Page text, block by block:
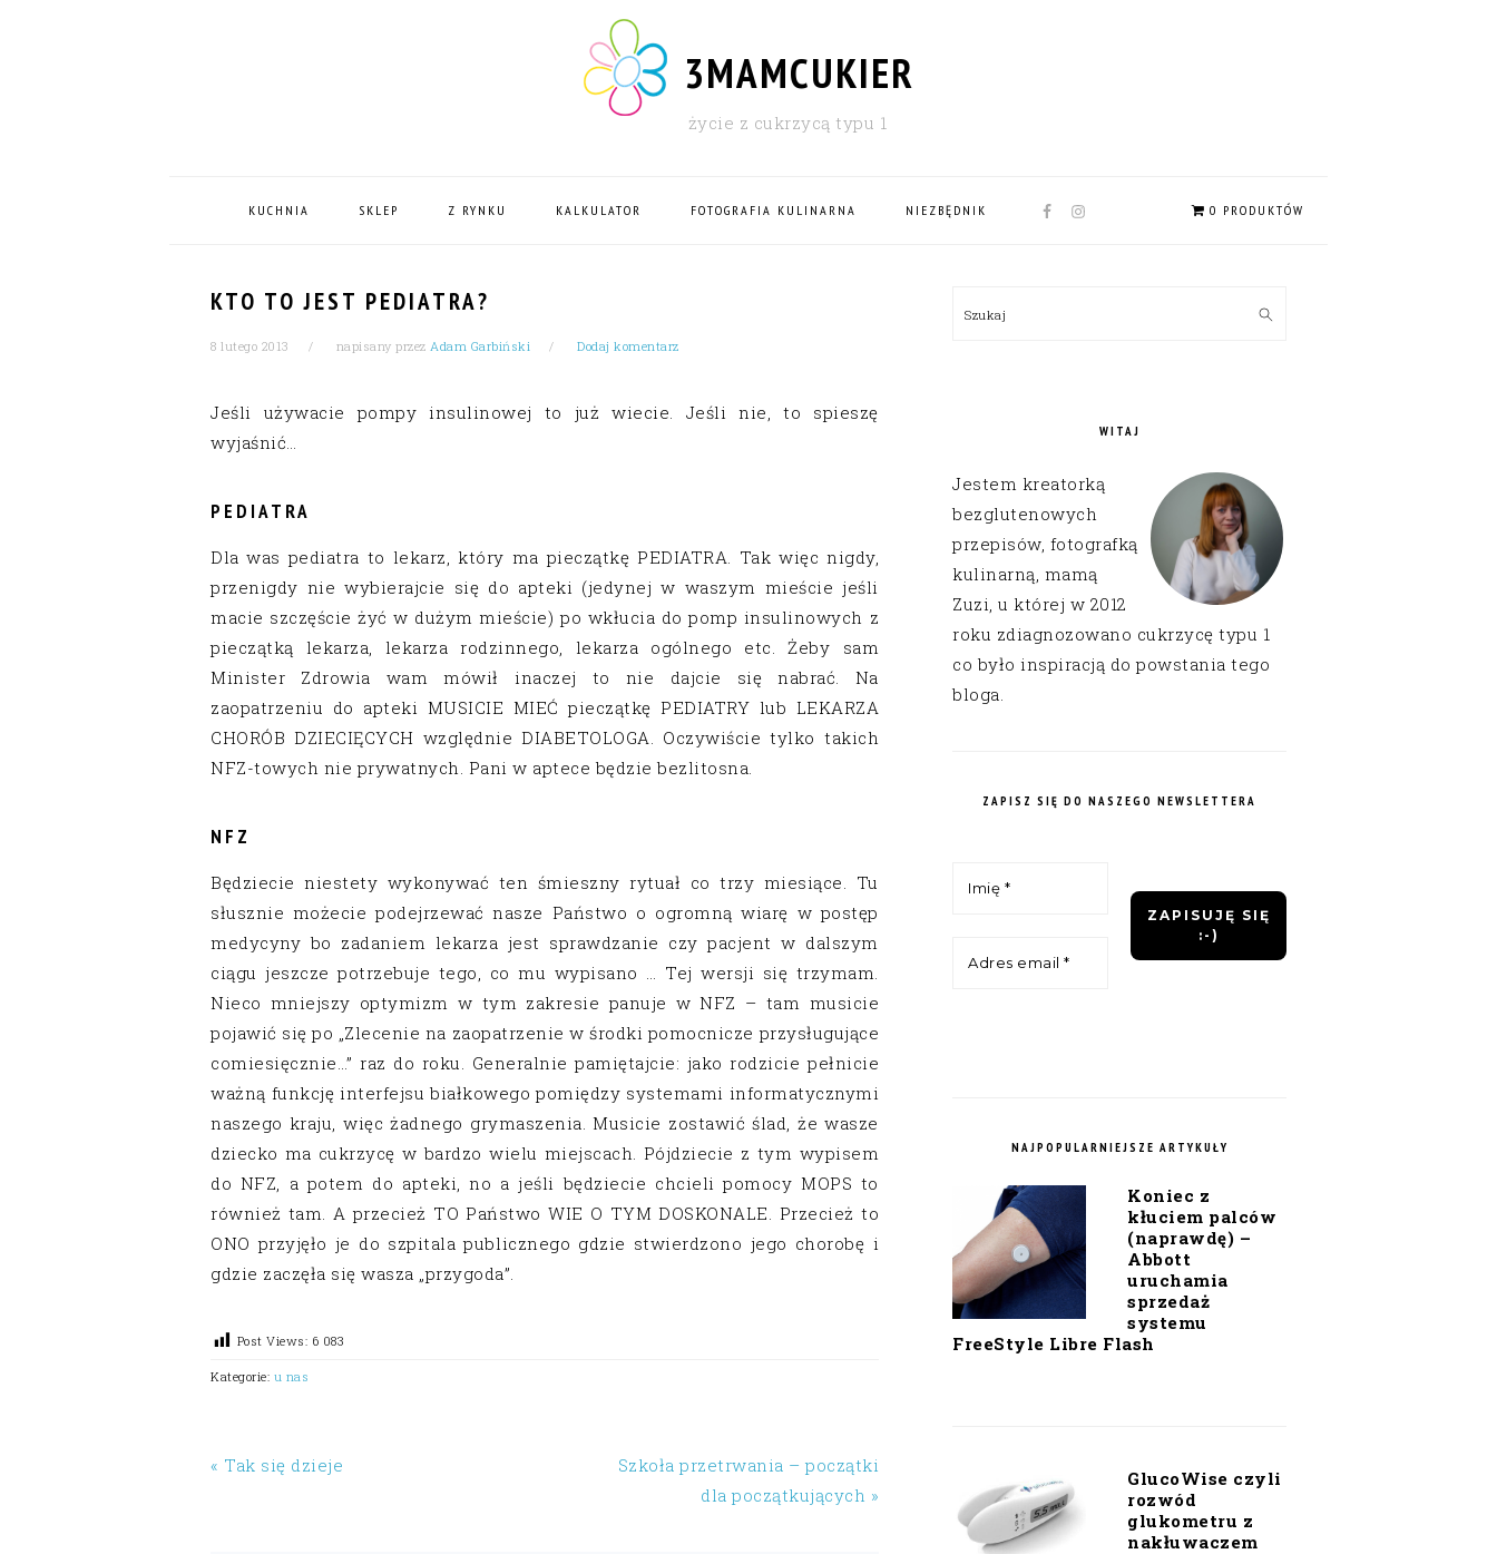
3MAMCUKIER
życie z cukrzycą typu 1
KUCHNIA SKLEP Z RYNKU KALKULATOR FOTOGRAFIA KULINARNA NIEZBĘDNIK
NAV
0 PRODUKTÓW
KTO TO JEST PEDIATRA?
8 lutego 2013 napisany przez Adam Garbiński Dodaj komentarz
Jeśli używacie pompy insulinowej to już wiecie. Jeśli nie, to spieszę
wyjaśnić…
PEDIATRA
Dla was pediatra to lekarz, który ma pieczątkę PEDIATRA. Tak więc nigdy,
przenigdy nie wybierajcie się do apteki (jedynej w waszym mieście jeśli
macie szczęście żyć w dużym mieście) po wkłucia do pomp insulinowych z
pieczątką lekarza, lekarza rodzinnego, lekarza ogólnego etc. Żeby sam
Minister Zdrowia wam mówił inaczej to nie dajcie się nabrać. Na
zaopatrzeniu do apteki MUSICIE MIEĆ pieczątkę PEDIATRY lub LEKARZA
CHORÓB DZIECIĘCYCH względnie DIABETOLOGA. Oczywiście tylko takich
NFZ-towych nie prywatnych. Pani w aptece będzie bezlitosna.
NFZ
Będziecie niestety wykonywać ten śmieszny rytuał co trzy miesiące. Tu
słusznie możecie podejrzewać nasze Państwo o ogromną wiarę w postęp
medycyny bo zadaniem lekarza jest sprawdzanie czy pacjent w dalszym
ciągu jeszcze potrzebuje tego, co mu wypisano … Tej wersji się trzymam.
Nieco mniejszy optymizm w tym zakresie panuje w NFZ – tam musicie
pojawić się po „Zlecenie na zaopatrzenie w środki pomocnicze przysługujące
comiesięcznie…” raz do roku. Generalnie pamiętajcie: jako rodzicie pełnicie
ważną funkcję interfejsu białkowego pomiędzy systemami informatycznymi
naszego kraju, więc żadnego grymaszenia. Musicie zostawić ślad, że wasze
dziecko ma cukrzycę w bardzo wielu miejscach. Pójdziecie z tym wypisem
do NFZ, a potem do apteki, no a jeśli będziecie chcieli pomocy MOPS to
również tam. A przecież TO Państwo WIE O TYM DOSKONALE. Przecież to
ONO przyjęło je do szpitala publicznego gdzie stwierdzono jego chorobę i
gdzie zaczęła się wasza „przygoda”.
Post Views: 6 083
Kategorie: u nas
« Tak się dzieje
Szkoła przetrwania – początki
dla początkujących »
SIDEBAR
Szukaj
WITAJ
Jestem kreatorką
bezglutenowych
przepisów, fotografką
kulinarną, mamą
Zuzi, u której w 2012
roku zdiagnozowano cukrzycę typu 1
co było inspiracją do powstania tego
bloga.
ZAPISZ SIĘ DO NASZEGO NEWSLETTERA
NAJPOPULARNIEJSZE ARTYKUŁY
Koniec z
kłuciem palców
(naprawdę) –
Abbott
uruchamia
sprzedaż
systemu
FreeStyle Libre Flash
GlucoWise czyli
rozwód
glukometru z
nakłuwaczem